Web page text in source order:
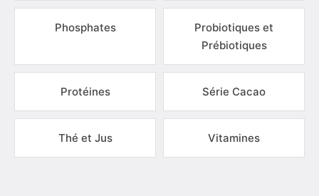
Phosphates
Probiotiques et
Prébiotiques
Protéines Série Cacao
Thé et Jus Vitamines